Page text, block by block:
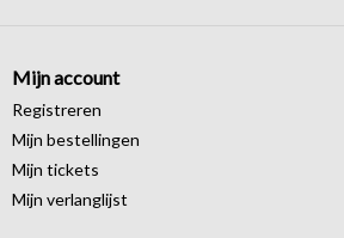
Mijn account
Registreren
Mijn bestellingen
Mijn tickets
Mijn verlanglijst